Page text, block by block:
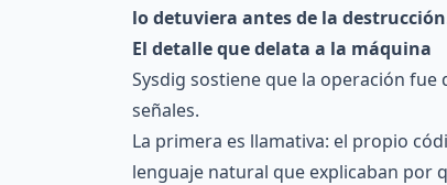
lo detuviera antes de la destrucción
El detalle que delata a la máquina
Sysdig sostiene que la operación
señales.
La primera es llamativa: el propio
lenguaje natural que explicaban por